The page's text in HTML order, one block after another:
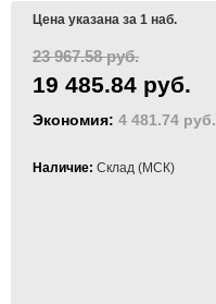
Цена указана за 1 наб.
23 967.58 руб.
19 485.84 руб.
Экономия: 4 481.74 руб.
Наличие: Склад (МСК)